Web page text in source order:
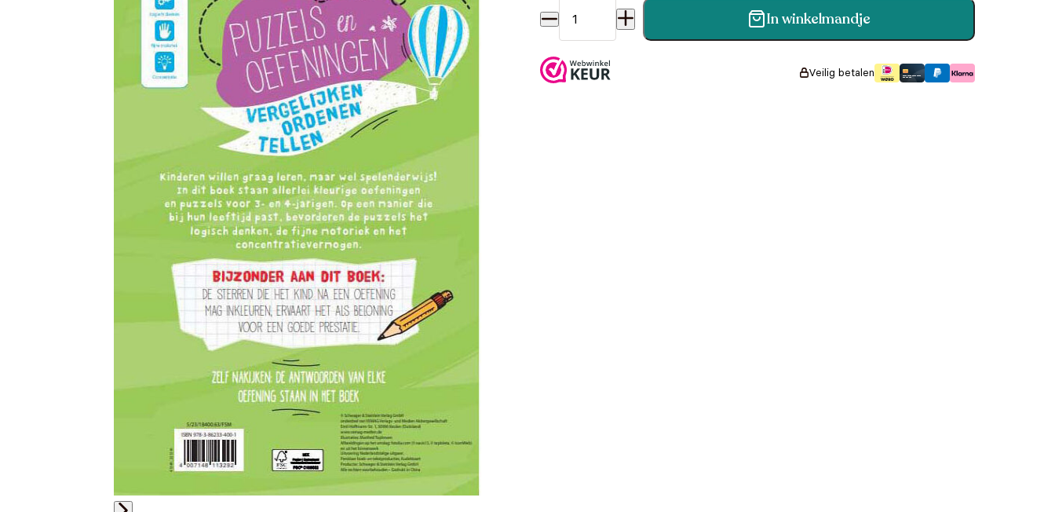
Puzzels en Oefeningen - 3-4 Jaar aantalIn winkelmandje
Veilig betalen